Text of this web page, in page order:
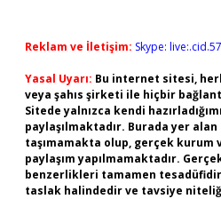
Reklam ve İletişim: Skype:
Yasal Uyarı: Bu internet sitesi,
veya şahıs şirketi ile hiçbir
Sitede yalnızca kendi
paylaşılmaktadır. Burada yer
taşımamakta olup, gerçek kurum
paylaşım yapılmamaktadır.
benzerlikleri tamamen
taslak halindedir ve tavsiye